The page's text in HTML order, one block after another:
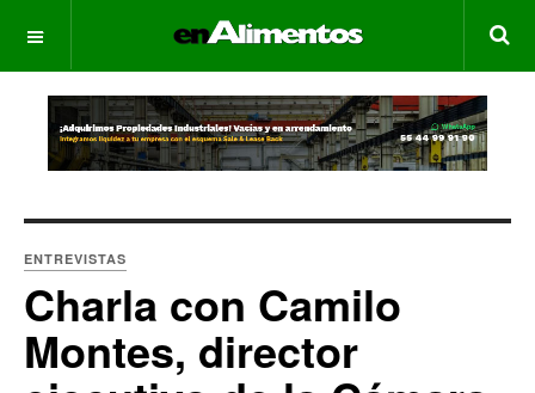
OFF CANVAS
ENTREVISTAS
Charla con Camilo
Montes, director